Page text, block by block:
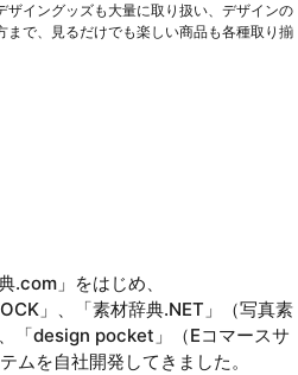
ザイングッズも大量に取り扱い、デザインの
まで、見るだけでも楽しい商品も各種取り揃
.com」をはじめ、
」、「素材辞典.NET」（写真素
「design pocket」（Eコマースサ
ムを自社開発してきました。